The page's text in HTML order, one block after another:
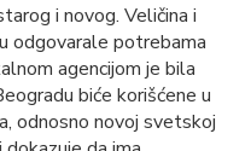
i novog. Veličina i
odgovarale potrebama
agencijom je bila
biće korišćene u
odnosno novoj svetskoj